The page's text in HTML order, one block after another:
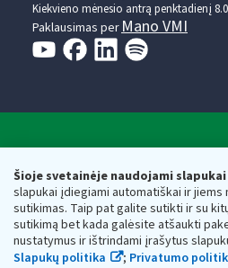
Šioje svetainėje naudojami slapukai
slapukai įdiegiami automatiškai ir jiems
sutikimas. Taip pat galite sutikti ir su
sutikimą bet kada galėsite atšaukti
nustatymus ir ištrindami įrašytus
Slapukų politika
; Privatumo
Kiekvieno mėnesio antrą penktadienį
Paklausimas per Mano VMI
Respublikos finansų
Biudžetinė įstaiga. Juridinio asmens
adresas: Vasario 16-osios g. 14, 01107
vmi@vmi.lt, E. pristatymo dėžutės
Duomenys apie Valstybinę mokesčių
Respublikos finansų ministerijos